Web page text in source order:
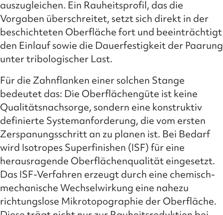
auszugleichen. Ein Rauheitsprofil, das die
Vorgaben überschreitet, setzt sich direkt in der
beschichteten Oberfläche fort und beeinträchtigt
den Einlauf sowie die Dauerfestigkeit der Paarung
unter tribologischer Last.
Für die Zahnflanken einer solchen Stange
bedeutet das: Die Oberflächengüte ist keine
Qualitätsnachsorge, sondern eine konstruktiv
definierte Systemanforderung, die vom ersten
Zerspanungsschritt an zu planen ist. Bei Bedarf
wird Isotropes Superfinishen (ISF) für eine
herausragende Oberflächenqualität eingesetzt.
Das ISF-Verfahren erzeugt durch eine chemisch-
mechanische Wechselwirkung eine nahezu
richtungslose Mikrotopographie der Oberfläche.